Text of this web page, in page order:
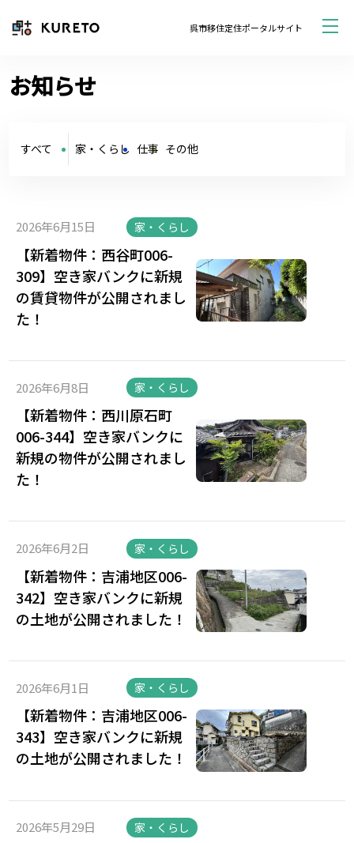
呉市移住定住ポータルサイト
お知らせ
すべて 家・くらし 仕事 その他
2026年6月15日 家・くらし
【新着物件：西谷町006-
309】空き家バンクに新規
の賃貸物件が公開されまし
た！
2026年6月8日 家・くらし
【新着物件：西川原石町
006-344】空き家バンクに
新規の物件が公開されまし
た！
2026年6月2日 家・くらし
【新着物件：吉浦地区006-
342】空き家バンクに新規
の土地が公開されました！
2026年6月1日 家・くらし
【新着物件：吉浦地区006-
343】空き家バンクに新規
の土地が公開されました！
2026年5月29日 家・くらし